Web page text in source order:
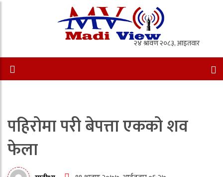
पहिरोमा परी बेपत्ता एकको शव
फेला